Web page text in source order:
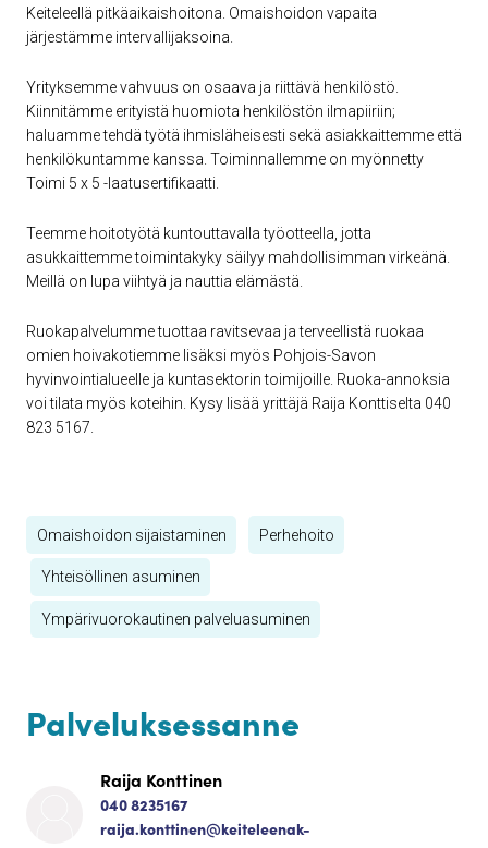
Keiteleellä pitkäaikaishoitona. Omaishoidon vapaita
järjestämme intervallijaksoina.
Yrityksemme vahvuus on osaava ja riittävä henkilöstö.
Kiinnitämme erityistä huomiota henkilöstön ilmapiiriin;
haluamme tehdä työtä ihmisläheisesti sekä asiakkaittemme että
henkilökuntamme kanssa. Toiminnallemme on myönnetty
Toimi 5 x 5 -laatusertifikaatti.
Teemme hoitotyötä kuntouttavalla työotteella, jotta
asukkaittemme toimintakyky säilyy mahdollisimman virkeänä.
Meillä on lupa viihtyä ja nauttia elämästä.
Ruokapalvelumme tuottaa ravitsevaa ja terveellistä ruokaa
omien hoivakotiemme lisäksi myös Pohjois-Savon
hyvinvointialueelle ja kuntasektorin toimijoille. Ruoka-annoksia
voi tilata myös koteihin. Kysy lisää yrittäjä Raija Konttiselta 040
823 5167.
Omaishoidon sijaistaminen Perhehoito
Yhteisöllinen asuminen
Ympärivuorokautinen palveluasuminen
Palveluksessanne
Raija Konttinen
040 8235167
raija.konttinen@keiteleenak-